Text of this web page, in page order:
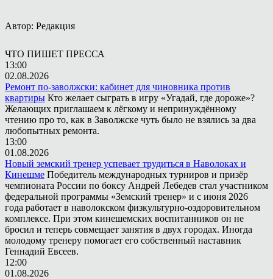
Автор: Редакция
ЧТО ПИШЕТ ПРЕССА
13:00
02.08.2026
Ремонт по-заволжски: кабинет для чиновника против
квартиры Кто желает сыграть в игру «Угадай, где дороже»?
Желающих приглашаем к лёгкому и непринуждённому
чтению про то, как в Заволжске чуть было не взялись за два
любопытных ремонта.
13:00
01.08.2026
Новый земский тренер успевает трудиться в Наволоках и
Кинешме Победитель международных турниров и призёр
чемпионата России по боксу Андрей Лебедев стал участником
федеральной программы «Земский тренер» и с июня 2026
года работает в наволокском физкультурно-оздоровительном
комплексе. При этом кинешемских воспитанников он не
бросил и теперь совмещает занятия в двух городах. Иногда
молодому тренеру помогает его собственный наставник
Геннадий Евсеев.
12:00
01.08.2026